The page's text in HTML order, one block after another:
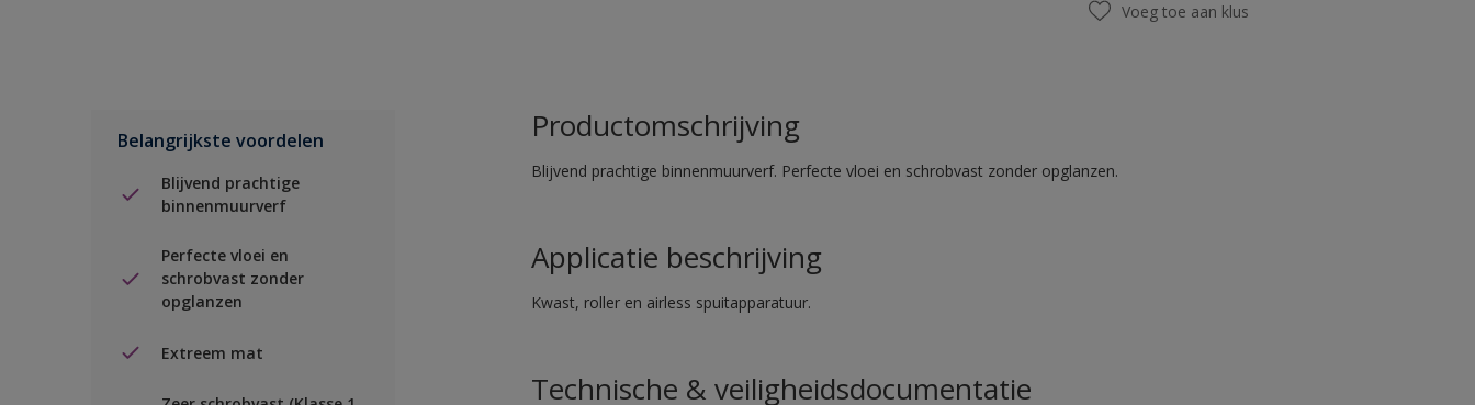
Voeg toe aan klus
Belangrijkste voordelen
Blijvend prachtige
binnenmuurverf
Perfecte vloei en
schrobvast zonder
opglanzen
Extreem mat
Productomschrijving
Blijvend prachtige binnenmuurverf. Perfecte vloei en schrobvast zonder opglanzen.
Applicatie beschrijving
Kwast, roller en airless spuitapparatuur.
Technische & veiligheidsdocumentatie